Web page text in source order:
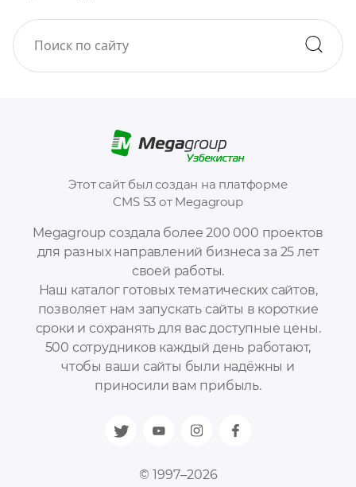
Megagroup создала более 200 000 проектов
для разных направлений бизнеса за 25 лет
своей работы.
Наш каталог готовых тематических сайтов,
позволяет нам запускать сайты в короткие
сроки и сохранять для вас доступные цены.
500 сотрудников каждый день работают,
чтобы ваши сайты были надёжны и
приносили вам прибыль.
© 1997–2026
Этот сайт был создан на платформе
CMS S3 от Megagroup